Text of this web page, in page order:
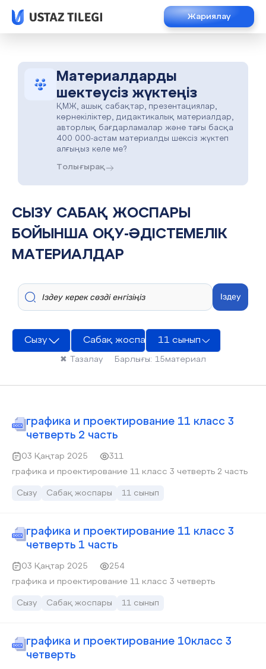
Жариялау
Материалдарды
шектеусіз жүктеңіз
ҚМЖ, ашық сабақтар, презентациялар,
көрнекіліктер, дидактикалық материалдар,
авторлық бағдарламалар және тағы басқа
400 000-астам материалды шексіз жүктеп
алғыңыз келе ме?
Толығырақ
СЫЗУ САБАҚ ЖОСПАРЫ
БОЙЫНША ОҚУ-ӘДІСТЕМЕЛІК
МАТЕРИАЛДАР
Іздеу
Сызу Сабақ жоспары 11 сынып
✖ Тазалау Барлығы: 15материал
графика и проектирование 11 класс 3
четверть 2 часть
03 Қаңтар 2025
311
графика и проектирование 11 класс 3 четверть 2 часть
Сызу Сабақ жоспары 11 сынып
графика и проектирование 11 класс 3
четверть 1 часть
03 Қаңтар 2025
254
графика и проектирование 11 класс 3 четверть
Сызу Сабақ жоспары 11 сынып
графика и проектирование 10класс 3
четверть